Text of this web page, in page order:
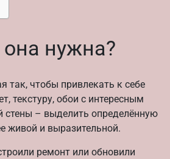
она нужна?
так, чтобы привлекать к себе
текстуру, обои с интересным
стены – выделить определённую
живой и выразительной.
ремонт или обновили